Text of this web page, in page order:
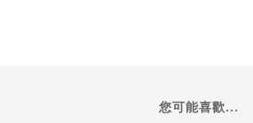
您可能喜歡...